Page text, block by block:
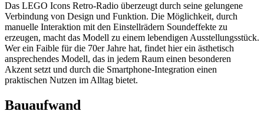
Das LEGO Icons Retro-Radio überzeugt durch seine gelungene
Verbindung von Design und Funktion. Die Möglichkeit, durch
manuelle Interaktion mit den Einstellrädern Soundeffekte zu
erzeugen, macht das Modell zu einem lebendigen Ausstellungsstück.
Wer ein Faible für die 70er Jahre hat, findet hier ein ästhetisch
ansprechendes Modell, das in jedem Raum einen besonderen
Akzent setzt und durch die Smartphone-Integration einen
praktischen Nutzen im Alltag bietet.
Bauaufwand